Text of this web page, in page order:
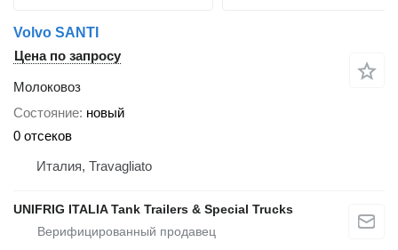
Volvo SANTI
Цена по запросу
Молоковоз
Состояние новый
0 отсеков
Италия, Travagliato
UNIFRIG ITALIA Tank Trailers & Special Trucks